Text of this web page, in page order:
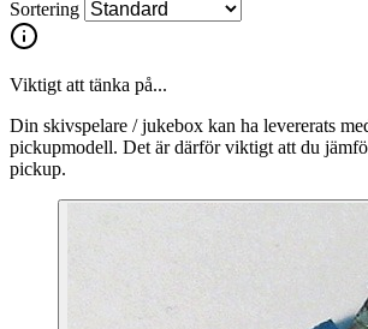
Sortering
Viktigt att tänka på...
Din skivspelare / jukebox kan ha levererats
pickupmodell. Det är därför viktigt att du
pickup.